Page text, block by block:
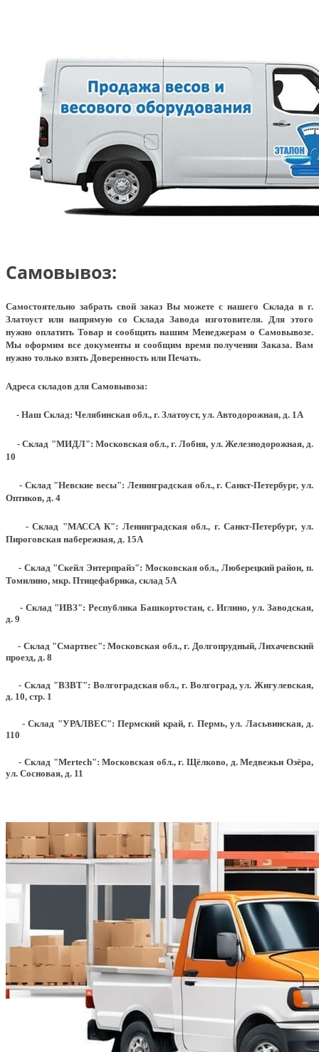
Самовывоз:
Самостоятельно забрать свой заказ Вы можете с нашего Склада в г.
Златоуст или напрямую со Склада Завода изготовителя. Для этого
нужно оплатить Товар и сообщить нашим Менеджерам о Самовывозе.
Мы оформим все документы и сообщим время получения Заказа. Вам
нужно только взять Доверенность или Печать.
Адреса складов для Самовывоза:
- Наш Склад: Челябинская обл., г. Златоуст, ул. Автодорожная, д. 1А
- Склад "МИДЛ": Московская обл., г. Лобня, ул. Железнодорожная, д.
10
- Склад "Невские весы": Ленинградская обл., г. Санкт-Петербург, ул.
Оптиков, д. 4
- Склад "МАССА К": Ленинградская обл., г. Санкт-Петербург, ул.
Пироговская набережная, д. 15А
- Склад "Скейл Энтерпрайз": Московская обл., Люберецкий район, п.
Томилино, мкр. Птицефабрика, склад 5А
- Склад "ИВЗ": Республика Башкортостан, с. Иглино, ул. Заводская,
д. 9
- Склад "Смартвес":Московская обл., г. Долгопрудный, Лихачевский
проезд, д. 8
- Склад "ВЗВТ": Волгоградская обл., г. Волгоград, ул. Жигулевская,
д. 10, стр. 1
- Склад "УРАЛВЕС": Пермский край, г. Пермь, ул. Ласьвинская, д.
110
- Склад "Mertech": Московская обл., г. Щёлково, д. Медвежьи Озёра,
ул. Сосновая, д. 11